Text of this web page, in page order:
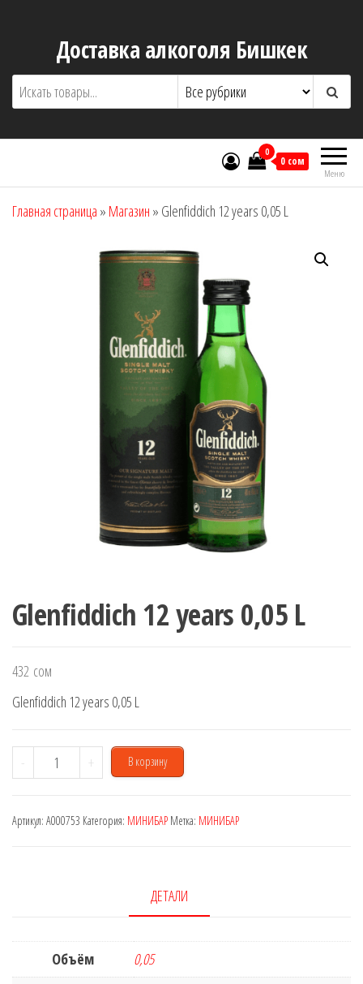
содержимомуДоставка алкоголя Бишкек
Меню
0
0 сом
Главная страница » Магазин » Glenfiddich 12 years 0,05 L
Glenfiddich 12 years 0,05 L
432 сом
Glenfiddich 12 years 0,05 L
-
Количество
товара
12
+ В корзину
Артикул: A000753 Категория: МИНИБАР Метка: МИНИБАР
ДЕТАЛИ
Объём
0,05